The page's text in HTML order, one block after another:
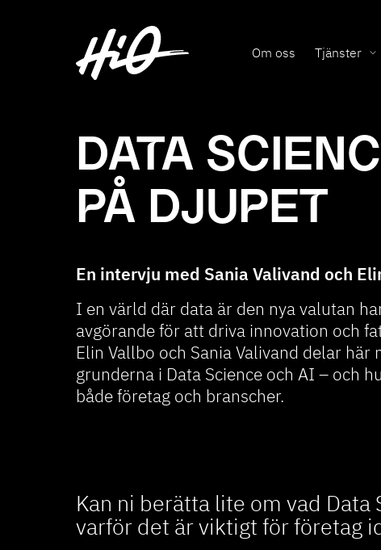
Om oss Tjänster
DATA
PÅ DJUPET
En intervju med Sania Valivand och
I en värld där data är den nya valutan
avgörande för att driva innovation och
Elin Vallbo och Sania Valivand delar här
grunderna i Data Science och AI – och
både företag och branscher.
Kan ni berätta lite om vad Data
varför det är viktigt för företag